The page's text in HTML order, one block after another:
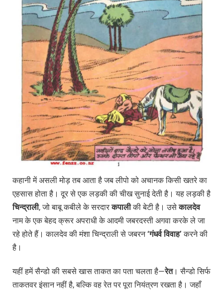
कहानी में असली मोड़ तब आता है जब लीपो को अचानक किसी खतरे का
एहसास होता है। दूर से एक लड़की की चीख सुनाई देती है। यह लड़की है
चिन्द्राली, जो बाबू कबीले के सरदारकपालीकी बेटी है। उसेकालदेव
नाम के एक बेहद क्रूर अपराधी के आदमी जबरदस्ती अगवा करके ले जा
रहे होते हैं। कालदेव की मंशा चिन्द्राली से जबरन‘गंधर्वविवाह’ करने की
है।
यहीं हमें सैन्डो की सबसे खास ताकत का पता चलता है—रेत। सैन्डो सिर्फ
ताकतवर इंसान नहीं है, बल्कि वह रेत पर पूरा नियंत्रण रखता है। जहाँ